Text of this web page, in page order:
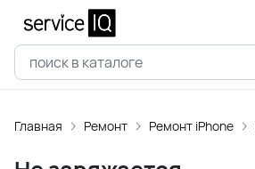
Главная Ремонт Ремонт iPhone